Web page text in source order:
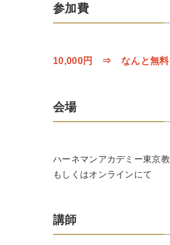
参加費
10,000円 ⇒ なんと無料
会場
ハーネマンアカデミー東京教
もしくはオンラインにて
講師